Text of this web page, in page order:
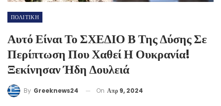
ΠΟΛΙΤΙΚΗ
Αυτό Είναι Το ΣΧΕΔΙΟ Β Της Δύσης Σε
Περίπτωση Που Χαθεί Η Ουκρανία!
Ξεκίνησαν Ήδη Δουλειά
By Greeknews24 On Απρ 9, 2024